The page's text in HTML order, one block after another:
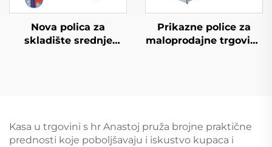
Nova polica za
skladište srednje
Prikazne police za
maloprodajne trgovine
Kasa u trgovini s hr Anastoj pruža brojne praktične
prednosti koje poboljšavaju i iskustvo kupaca i